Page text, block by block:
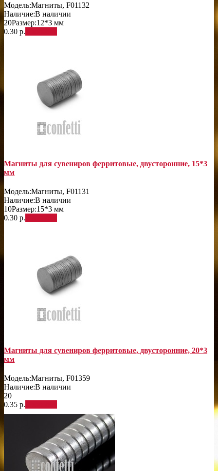
Модель:Магниты, F01132
Наличие:В наличии
20Размер:12*3 мм
0.30 р.
Магниты для сувениров ферритовые, двусторонние, 15*3
мм
Модель:Магниты, F01131
Наличие:В наличии
10Размер:15*3 мм
0.30 р.
Магниты для сувениров ферритовые, двусторонние, 20*3
мм
Модель:Магниты, F01359
Наличие:В наличии
20
0.35 р.